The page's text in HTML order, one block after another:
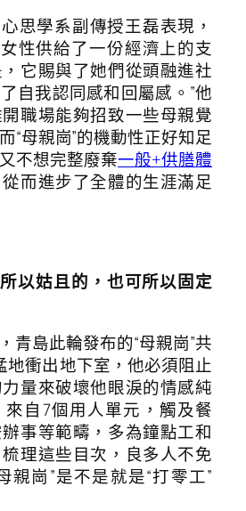
思學系副傳授王磊表現，
女性供給了一份經濟上的支
它賜與了她們從頭融進社
自我認同感和回屬感。”他
職場能夠招致一些母親覺
“母親崗”的機動性正好知足
不想完整廢棄一般+供膳體
而進步了全體的生涯滿足
以姑且的，也可所以固定
青島此輪發布的“母親崗”共
地衝出地下室，他必須阻止
量來破壞他眼淚的情感純
自7個用人單元，觸及餐
事等範疇，多為鐘點工和
理這些目次，良多人不免
親崗”是不是就是“打零工”